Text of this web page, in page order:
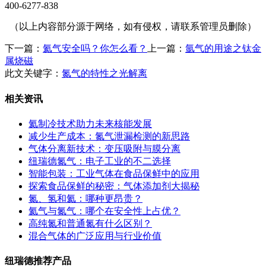
400-6277-838
（以上内容部分源于网络，如有侵权，请联系管理员删除）
下一篇： 氦气安全吗？你怎么看？ 上一篇： 氩气的用途之钛金
属烧磁
此文关键字： 氮气的特性之光解离
相关资讯
氦制冷技术助力未来核能发展
减少生产成本：氮气泄漏检测的新思路
气体分离新技术：变压吸附与膜分离
纽瑞德氮气：电子工业的不二选择
智能包装：工业气体在食品保鲜中的应用
探索食品保鲜的秘密：气体添加剂大揭秘
氮、氢和氦：哪种更昂贵？
氦气与氮气：哪个在安全性上占优？
高纯氮和普通氮有什么区别？
混合气体的广泛应用与行业价值
纽瑞德推荐产品